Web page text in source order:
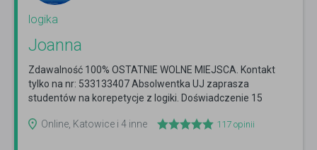
logika
Joanna
Zdawalność 100% OSTATNIE WOLNE MIEJSCA. Kontakt
tylko na nr: 533133407 Absolwentka UJ zaprasza
studentów na korepetycje z logiki. Doświadczenie 15
Online, Katowice i 4 inne
117 opinii